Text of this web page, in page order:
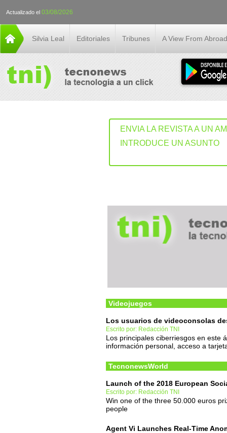
Actualizado el 03/08/2026
Silvia Leal Editoriales Tribunes A View From Abroad
ENVIA LA REVISTA A UN
INTRODUCE UN ASUNTO
Videojuegos
Los usuarios de videoconsolas
Escrito por: Redacción TNI
Los principales ciberriesgos en este
información personal, acceso a
TecnonewsWorld
Launch of the 2018 European
Escrito por: Redacción TNI
Win one of the three 50.000 euros
people
Agent Vi Launches Real-Time